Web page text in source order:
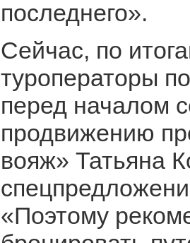
последнего».
Сейчас, по
туроператоры
перед началом
продвижению
вояж» Татьяна
«Поэтому